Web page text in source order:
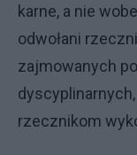
karne, a nie
odwołani
zajmowanych
rzecznikom